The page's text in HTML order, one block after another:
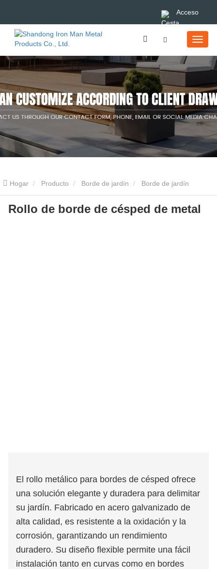
Acceso
Hogar Producto Borde de jardín Borde de jardín
galvanizado Rollo de borde de césped de metal
Rollo de borde de césped de metal
El rollo metálico para bordes de césped ofrece
una solución elegante y duradera para delimitar
su jardín. Fabricado en acero galvanizado de
alta calidad, es resistente a la oxidación y la
corrosión, garantizando un rendimiento
duradero. Su diseño flexible permite una fácil
instalación tanto en curvas como en bordes